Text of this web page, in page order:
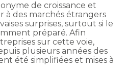
de croissance et
à des marchés étrangers
surprises, surtout si le
préparé. Afin
sur cette voie,
plusieurs années des
été simplifiées et mises à